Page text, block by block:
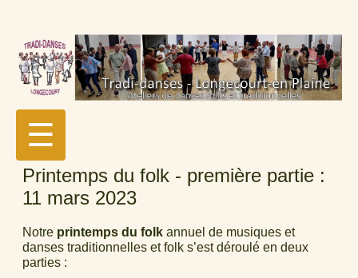
☰
Printemps du folk - première partie :
11 mars 2023
Notre printemps du folkannuel de musiques et
danses traditionnelles et folk s’est déroulé en deux
parties :